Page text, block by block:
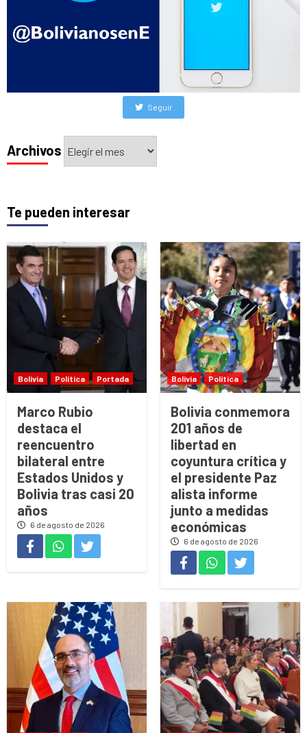
Seguir
Archivos
Archivos
Te pueden interesar
Bolivia Política Portada
Marco Rubio
destaca el
reencuentro
bilateral entre
Estados Unidos y
Bolivia tras casi 20
años
6 de agosto de 2026
Bolivia Política
Bolivia conmemora
201 años de
libertad en
coyuntura crítica y
el presidente Paz
alista informe
junto a medidas
económicas
6 de agosto de 2026